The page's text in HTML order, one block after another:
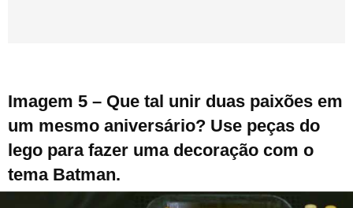
Imagem 5 – Que tal unir duas paixões em
um mesmo aniversário? Use peças do
lego para fazer uma decoração com o
tema Batman.